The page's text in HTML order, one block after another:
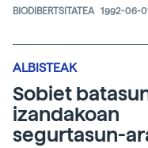
BIODIBERTSITATEA 1992-06-
ALBISTEAK
Sobiet
izandakoan
segurtasun-